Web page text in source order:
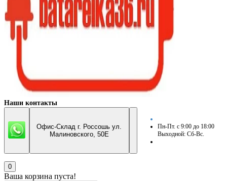
Наши контакты
Офис-Склад г. Россошь ул.
Малиновского, 50Е
Пн-Пт. с 9:00 до 18:00
Выходной: Сб-Вс.
0
Ваша корзина пуста!